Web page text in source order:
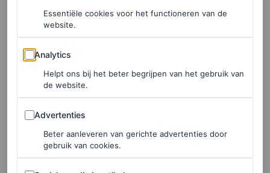
“Voor mij draait mode om hoe iemand staat en beweegt,
om de lijnen en de silhouetten”, legt Choe uit. Dat hij de
winnaar is van
onverwachts. “Ik had nooit gedacht dat ik zou winnen”,
zegt hij bescheiden. “Met het prijzengeld wil ik een
verhaal te vertellen aan iedereen.”
Essentiële cookies voor het functioneren van de
website.
Analytics
Analytics
Helpt ons bij het beter begrijpen van het gebruik van
de website.
Advertenties
Advertenties
Beter aanleveren van gerichte advertenties door
gebruik van cookies.
Sociale media in artikelen